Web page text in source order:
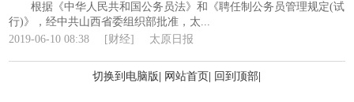
根据《中华人民共和国公务员法》和《聘任制公务员管理规定(试
行)》，经中共山西省委组织部批准，太...
2019-06-10 08:38
[财经] 太原日报
切换到电脑版 网站首页 回到顶部